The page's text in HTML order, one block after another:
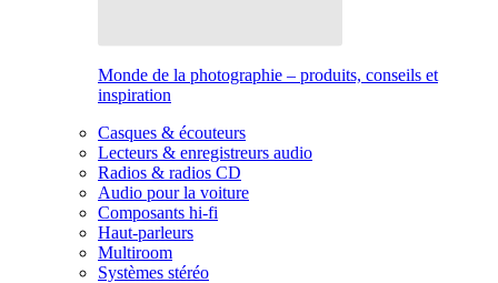
Monde de la photographie – produits, conseils et
inspiration
Casques & écouteurs
Lecteurs & enregistreurs audio
Radios & radios CD
Audio pour la voiture
Composants hi-fi
Haut-parleurs
Multiroom
Systèmes stéréo